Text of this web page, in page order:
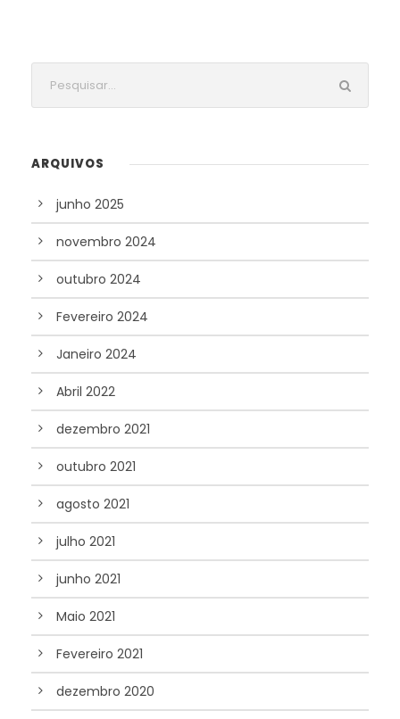
ARQUIVOS
junho 2025
novembro 2024
outubro 2024
Fevereiro 2024
Janeiro 2024
Abril 2022
dezembro 2021
outubro 2021
agosto 2021
julho 2021
junho 2021
Maio 2021
Fevereiro 2021
dezembro 2020